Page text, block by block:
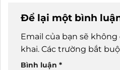
Để lại một bình
Email của bạn sẽ
khai. Các trường bắt
Bình luận *